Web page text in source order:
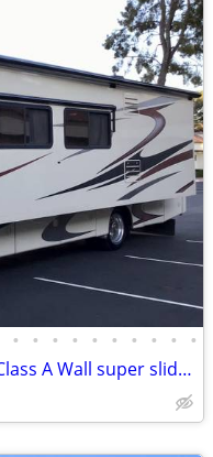
• • • • • • • • • •
2008 Safari Simba 33SFS (33-ft) Class A Wall super slide immaculate